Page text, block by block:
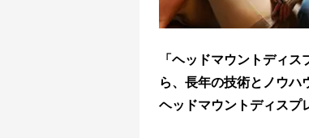
「ヘッドマウントディ
ら、長年の技術とノウ
ヘッドマウントディスプ